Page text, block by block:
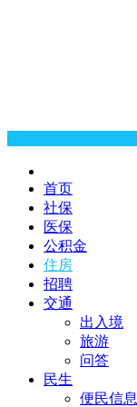
首页
社保
医保
公积金
住房
招聘
交通
出入境
旅游
问答
民生
便民信息